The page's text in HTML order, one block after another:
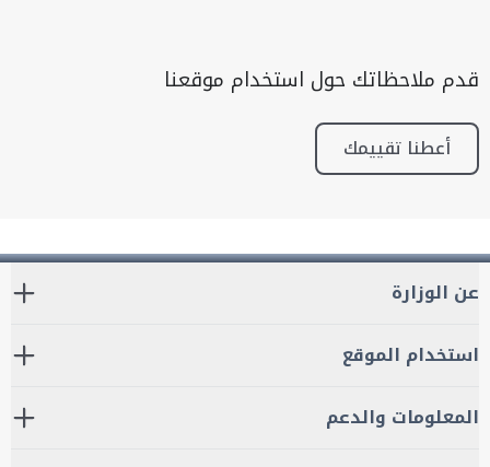
قدم ملاحظاتك حول استخدام موقعنا
أعطنا تقييمك
عن الوزارة
استخدام الموقع
المعلومات والدعم